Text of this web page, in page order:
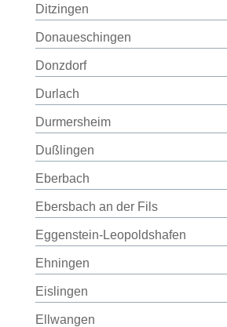
Ditzingen
Donaueschingen
Donzdorf
Durlach
Durmersheim
Dußlingen
Eberbach
Ebersbach an der Fils
Eggenstein-Leopoldshafen
Ehningen
Eislingen
Ellwangen